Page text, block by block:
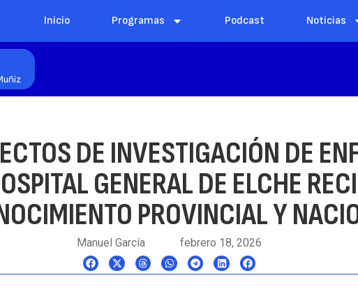
Inicio Programas Podcast Noticias
DE INVESTIGACIÓN DE
GENERAL DE ELCHE
PROVINCIAL Y
Manuel García febrero 18, 2026